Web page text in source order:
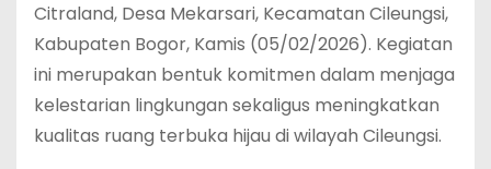
Citraland, Desa Mekarsari, Kecamatan Cileungsi,
Kabupaten Bogor, Kamis (05/02/2026). Kegiatan
ini merupakan bentuk komitmen dalam menjaga
kelestarian lingkungan sekaligus meningkatkan
kualitas ruang terbuka hijau di wilayah Cileungsi.